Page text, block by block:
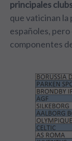
principales
que vaticinan
españoles,
componentes